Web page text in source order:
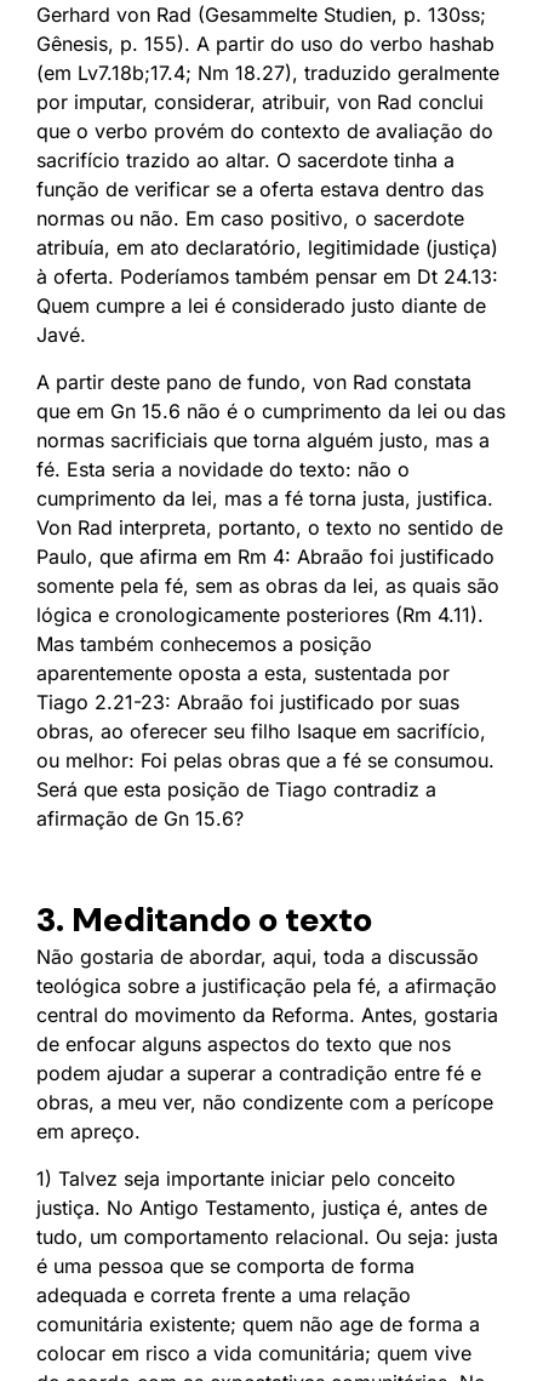
Gerhard von Rad (Gesammelte Studien, p. 130ss;
Gênesis, p. 155). A partir do uso do verbo hashab
(em Lv7.18b;17.4; Nm 18.27), traduzido geralmente
por imputar, considerar, atribuir, von Rad conclui
que o verbo provém do contexto de avaliação do
sacrifício trazido ao altar. O sacerdote tinha a
função de verificar se a oferta estava dentro das
normas ou não. Em caso positivo, o sacerdote
atribuía, em ato declaratório, legitimidade (justiça)
à oferta. Poderíamos também pensar em Dt 24.13:
Quem cumpre a lei é considerado justo diante de
Javé.
A partir deste pano de fundo, von Rad constata
que em Gn 15.6 não é o cumprimento da lei ou das
normas sacrificiais que torna alguém justo, mas a
fé. Esta seria a novidade do texto: não o
cumprimento da lei, mas a fé torna justa, justifica.
Von Rad interpreta, portanto, o texto no sentido de
Paulo, que afirma em Rm 4: Abraão foi justificado
somente pela fé, sem as obras da lei, as quais são
lógica e cronologicamente posteriores (Rm 4.11).
Mas também conhecemos a posição
aparentemente oposta a esta, sustentada por
Tiago 2.21-23: Abraão foi justificado por suas
obras, ao oferecer seu filho Isaque em sacrifício,
ou melhor: Foi pelas obras que a fé se consumou.
Será que esta posição de Tiago contradiz a
afirmação de Gn 15.6?
3. Meditando o texto
Não gostaria de abordar, aqui, toda a discussão
teológica sobre a justificação pela fé, a afirmação
central do movimento da Reforma. Antes, gostaria
de enfocar alguns aspectos do texto que nos
podem ajudar a superar a contradição entre fé e
obras, a meu ver, não condizente com a perícope
em apreço.
1) Talvez seja importante iniciar pelo conceito
justiça. No Antigo Testamento, justiça é, antes de
tudo, um comportamento relacional. Ou seja: justa
é uma pessoa que se comporta de forma
adequada e correta frente a uma relação
comunitária existente; quem não age de forma a
colocar em risco a vida comunitária; quem vive